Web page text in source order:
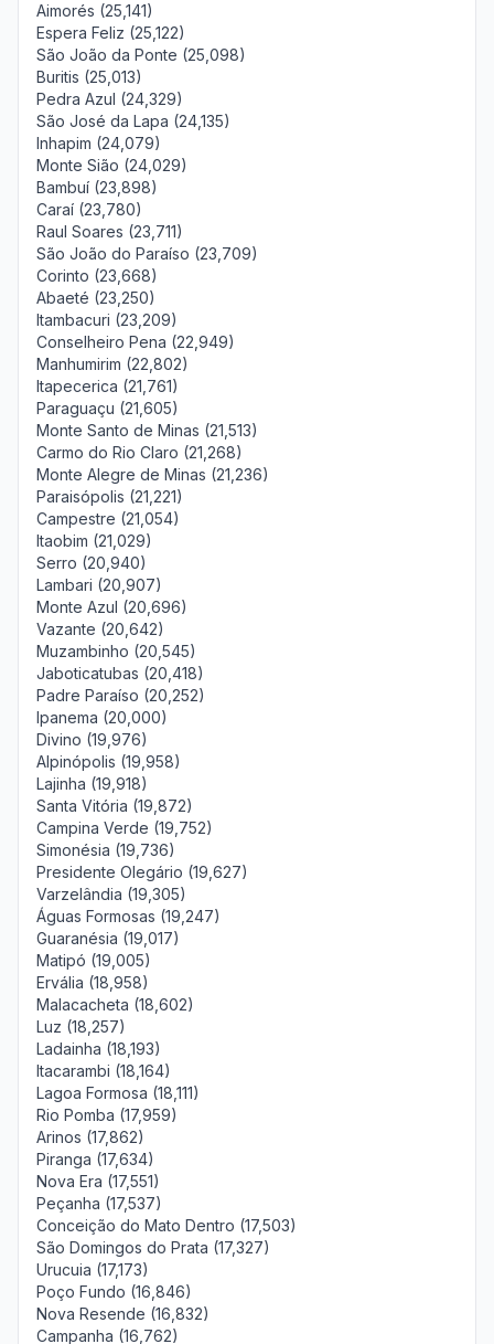
Aimorés (25,141)
Espera Feliz (25,122)
São João da Ponte (25,098)
Buritis (25,013)
Pedra Azul (24,329)
São José da Lapa (24,135)
Inhapim (24,079)
Monte Sião (24,029)
Bambuí (23,898)
Caraí (23,780)
Raul Soares (23,711)
São João do Paraíso (23,709)
Corinto (23,668)
Abaeté (23,250)
Itambacuri (23,209)
Conselheiro Pena (22,949)
Manhumirim (22,802)
Itapecerica (21,761)
Paraguaçu (21,605)
Monte Santo de Minas (21,513)
Carmo do Rio Claro (21,268)
Monte Alegre de Minas (21,236)
Paraisópolis (21,221)
Campestre (21,054)
Itaobim (21,029)
Serro (20,940)
Lambari (20,907)
Monte Azul (20,696)
Vazante (20,642)
Muzambinho (20,545)
Jaboticatubas (20,418)
Padre Paraíso (20,252)
Ipanema (20,000)
Divino (19,976)
Alpinópolis (19,958)
Lajinha (19,918)
Santa Vitória (19,872)
Campina Verde (19,752)
Simonésia (19,736)
Presidente Olegário (19,627)
Varzelândia (19,305)
Águas Formosas (19,247)
Guaranésia (19,017)
Matipó (19,005)
Ervália (18,958)
Malacacheta (18,602)
Luz (18,257)
Ladainha (18,193)
Itacarambi (18,164)
Lagoa Formosa (18,111)
Rio Pomba (17,959)
Arinos (17,862)
Piranga (17,634)
Nova Era (17,551)
Peçanha (17,537)
Conceição do Mato Dentro (17,503)
São Domingos do Prata (17,327)
Urucuia (17,173)
Poço Fundo (16,846)
Nova Resende (16,832)
Campanha (16,762)